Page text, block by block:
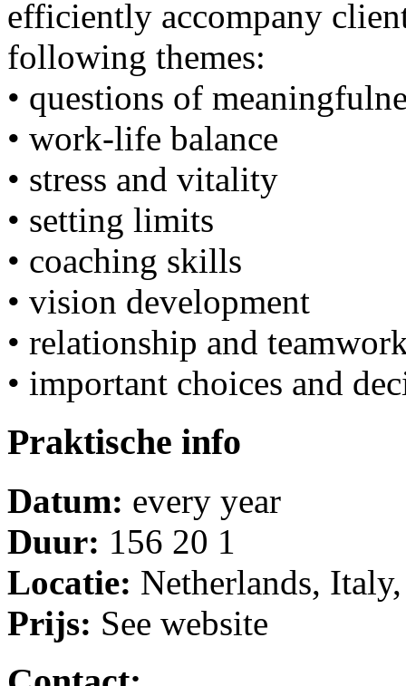
efficiently accompany
following themes:
• questions of
• work-life balance
• stress and vitality
• setting limits
• coaching skills
• vision development
• relationship and
• important choices and
Praktische info
Datum: every year
Duur: 156 20 1
Locatie: Netherlands,
Prijs: See website